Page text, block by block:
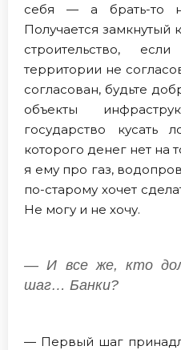
себя — а брать-то
Получается замкнутый
строительство,
территории не
согласован, будьте
объекты
государство
которого денег нет на
я ему про газ,
по-старому хочет
Не могу и не хочу.
— И все же, кто
шаг… Банки?
— Первый шаг